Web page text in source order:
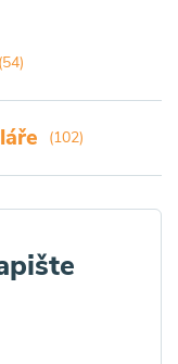
(54)
(102)